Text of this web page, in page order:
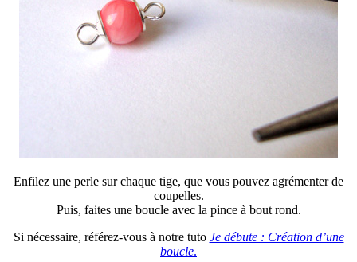
Enfilez une perle sur chaque tige, que vous pouvez agrémenter de
coupelles.
Puis, faites une boucle avec la pince à bout rond.
Si nécessaire, référez-vous à notre tuto Je débute : Création d’une
boucle.